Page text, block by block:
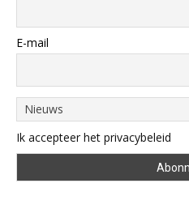
E-mail
Ik accepteer het privacybeleid